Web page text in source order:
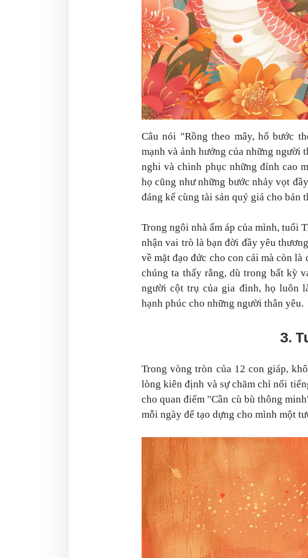
Câu nói "Rồng theo mây, hổ bước
mạnh và ảnh hưởng của những
nghi và chinh phục những đỉnh cao
họ cũng như những bước nhảy vọt
đáng kể cùng tài sản quý giá cho bản
Trong ngôi nhà ấm áp của mình, tuổi
nhận vai trò là bạn đời đầy yêu
về mặt đạo đức cho con cái mà còn
chúng ta thấy rằng, dù trong bất kỳ
người cột trụ của gia đình, họ luôn
hạnh phúc cho những người thân yêu.
3.
Trong vòng tròn của 12 con giáp,
lòng kiên định và sự chăm chỉ nổi
cho quan điểm "Cần cù bù thông
mỗi ngày để tạo dựng cho mình một